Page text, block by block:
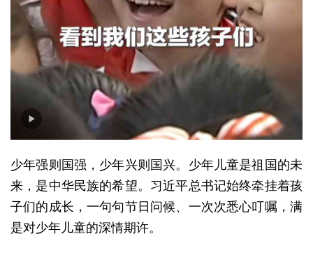
少年强则国强，少年兴则国兴。少年儿童是祖国的未
来，是中华民族的希望。习近平总书记始终牵挂着孩
子们的成长，一句句节日问候、一次次悉心叮嘱，满
是对少年儿童的深情期许。